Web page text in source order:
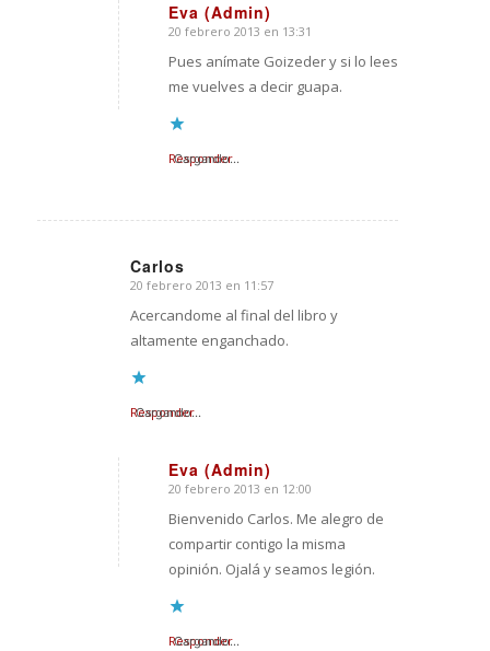
Eva (Admin)
Dice:
20 febrero 2013 en 13:31
Pues anímate Goizeder y si lo lees
me vuelves a decir guapa.
Cargando...
Responder
Carlos
Dice:
20 febrero 2013 en 11:57
Acercandome al final del libro y
altamente enganchado.
Cargando...
Responder
Eva (Admin)
Dice:
20 febrero 2013 en 12:00
Bienvenido Carlos. Me alegro de
compartir contigo la misma
opinión. Ojalá y seamos legión.
Cargando...
Responder